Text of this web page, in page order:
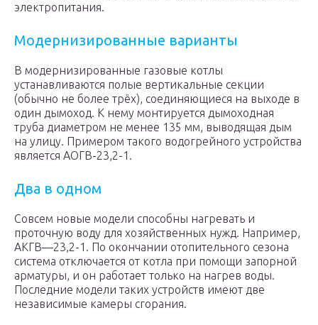
электропитания.
Модернизированные варианты
В модернизированные газовые котлы
устанавливаются полые вертикальные секции
(обычно не более трёх), соединяющиеся на выходе в
один дымоход. К нему монтируется дымоходная
труба диаметром не менее 135 мм, выводящая дым
на улицу. Примером такого водогрейного устройства
является АОГВ-23,2-1.
Два в одном
Совсем новые модели способны нагревать и
проточную воду для хозяйственных нужд. Например,
АКГВ—23,2-1. По окончании отопительного сезона
система отключается от котла при помощи запорной
арматуры, и он работает только на нагрев воды.
Последние модели таких устройств имеют две
независимые камеры сгорания.